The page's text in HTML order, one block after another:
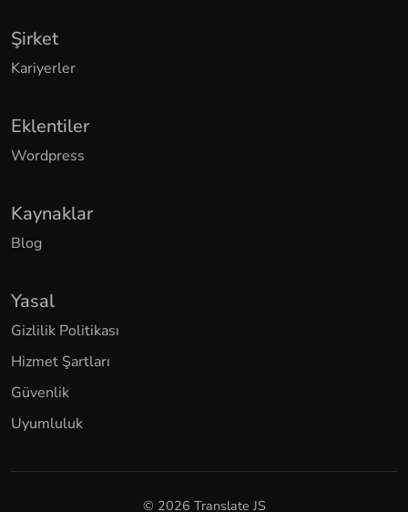
Şirket
Kariyerler
Eklentiler
Wordpress
Kaynaklar
Blog
Yasal
Gizlilik Politikası
Hizmet Şartları
Güvenlik
Uyumluluk
© 2026 Translate JS